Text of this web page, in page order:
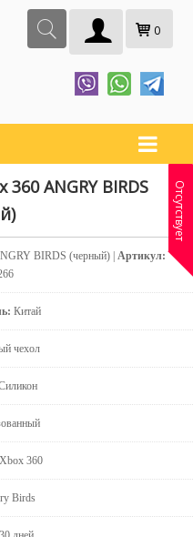
0
ANGRY BIRDS
BIRDS (черный) | Артикул:
Китай
чехол
Xbox 360
Birds
Отсутствует